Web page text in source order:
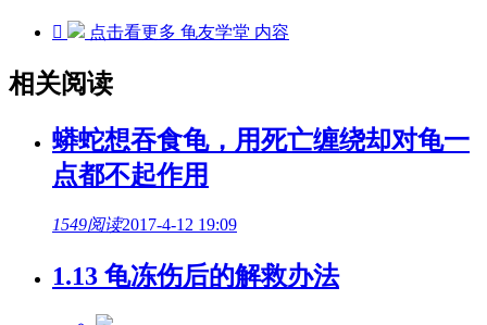
 点击看更多 龟友学堂 内容
相关阅读
蟒蛇想吞食龟，用死亡缠绕却对龟一
点都不起作用
1549阅读2017-4-12 19:09
1.13 龟冻伤后的解救办法